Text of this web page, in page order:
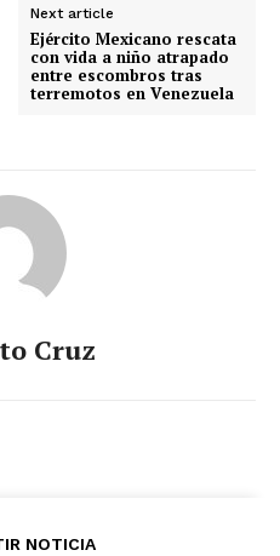
Next article
Ejército Mexicano rescata
con vida a niño atrapado
entre escombros tras
terremotos en Venezuela
Cruz
NOTICIA